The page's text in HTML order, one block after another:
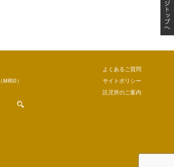
（MRSO）
よくあるご質問
サイトポリシー
託児所のご案内